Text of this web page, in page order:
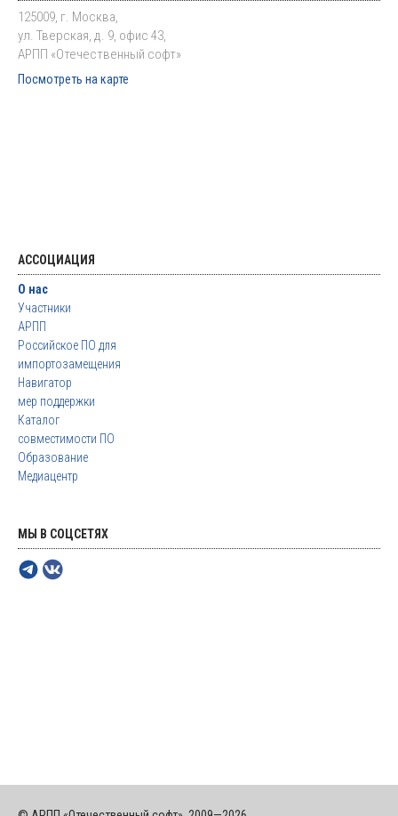
125009, г. Москва,
ул. Тверская, д. 9, офис 43,
АРПП «Отечественный софт»
Посмотреть на карте
АССОЦИАЦИЯ
О нас
Участники
АРПП
Российское ПО для
импортозамещения
Навигатор
мер поддержки
Каталог
совместимости ПО
Образование
Медиацентр
МЫ В СОЦСЕТЯХ